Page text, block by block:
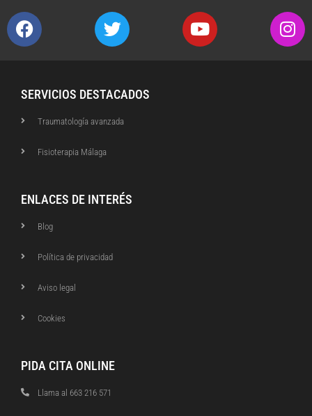
SERVICIOS DESTACADOS
Traumatología avanzada
Fisioterapia Málaga
ENLACES DE INTERÉS
Blog
Política de privacidad
Aviso legal
Cookies
PIDA CITA ONLINE
Llama al 663 216 571